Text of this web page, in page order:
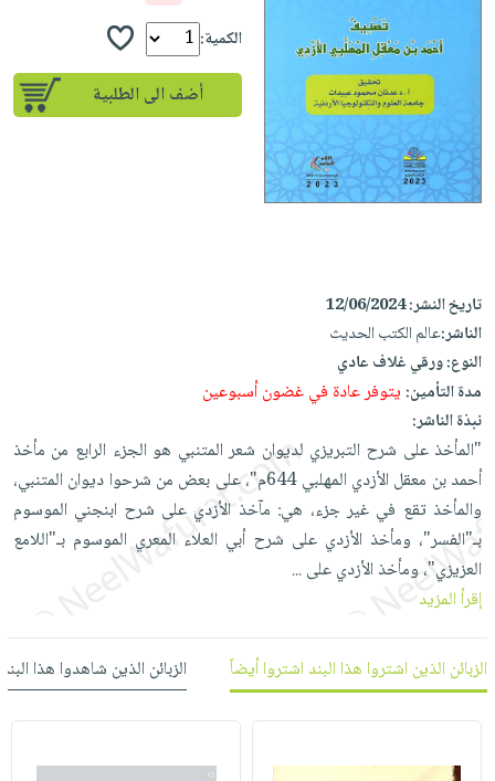
إختياراتنا
كتب
أكاديمية
صندوق
القراءة
English
iKitab
يتكرر
طرحها
Android
تحميل
iKitab
على
Apple
يتكرر
طرحها
تحميل
masmu3
على
Android
على
Apple
المواضيع
الأكثر
وسائل
تعليمية
جوائز
والعناية
الشخصية
جديد
الشخصية
العناية
وتصفيف
الشعر
العناية
بالجسم
العناية
بالأسنان
الحمية
والتغذية
جديد
الكل
أواني
الطهي
أدوات
الخبز
أدوات
المائدة
الأوعية
المطبخ
متجر
الهدايا
أقسام
الأكثر
مبيعاً
العودة
للمدارس
اكسسوارات
كتب
اكسسوارات
منزلية
اكسسوارات
شحن
مجاني
بنود
مختارة
كل
الاشتراكات
القراءة
بحث
الكمية:
أضف الى الطلبية
تاريخ النشر:12/06/2024
الناشر:عالم الكتب الحديث
النوع:ورقي غلاف عادي
مدة التأمين:يتوفر عادة في غضون أسبوعين
نبذة الناشر:
"المأخذ على شرح التبريزي لديوان شعر المتنبي هو الجزء الرابع من مأخذ
أحمد بن معقل الأزدي المهلبي 644م"، على بعض من شرحوا ديوان المتنبي،
والمأخذ تقع في غير جزء، هي: مآخذ الأزدي على شرح ابنجني الموسوم
بـ"الفسر"، ومأخذ الأزدي على شرح أبي العلاء المعري الموسوم بـ"اللامع
العزيزي"، ومأخذ الأزدي على...
إقرأ المزيد
الزبائن الذين اشتروا هذا البند اشتروا أيضاً الزبائن الذين شاهدوا هذا